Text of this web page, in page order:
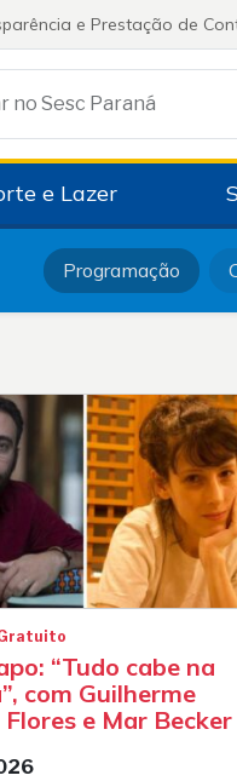
e Prestação de
no Sesc Paraná
e Lazer
Programação
“Tudo cabe na
com Guilherme
e Mar Becker